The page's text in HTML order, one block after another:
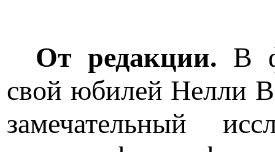
От редакции. В
свой юбилей Нелли
замечательный